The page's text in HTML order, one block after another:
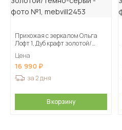
Прихожая с зеркалом Ольга
Лофт 1, Дуб крафт золотой/
Цена
16 990
за 2 дня
В корзину